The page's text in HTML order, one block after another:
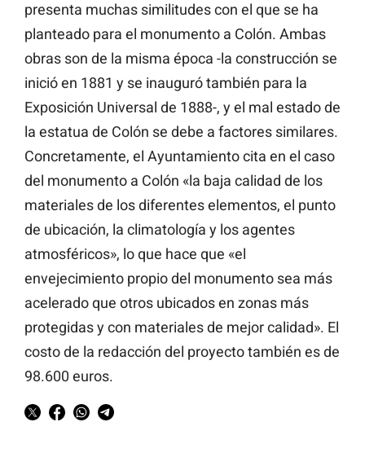
presenta muchas similitudes con el que se ha
planteado para el monumento a Colón. Ambas
obras son de la misma época -la construcción se
inició en 1881 y se inauguró también para la
Exposición Universal de 1888-, y el mal estado de
la estatua de Colón se debe a factores similares.
Concretamente, el Ayuntamiento cita en el caso
del monumento a Colón «la baja calidad de los
materiales de los diferentes elementos, el punto
de ubicación, la climatología y los agentes
atmosféricos», lo que hace que «el
envejecimiento propio del monumento sea más
acelerado que otros ubicados en zonas más
protegidas y con materiales de mejor calidad». El
costo de la redacción del proyecto también es de
98.600 euros.